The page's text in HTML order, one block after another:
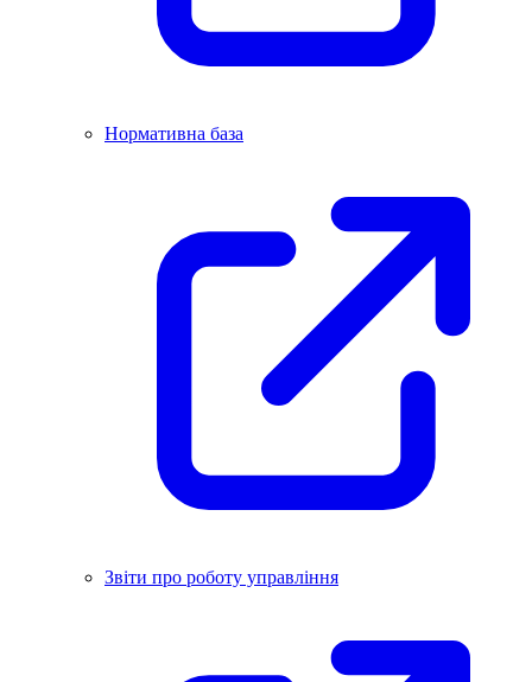
Нормативна база
Звіти про роботу управління